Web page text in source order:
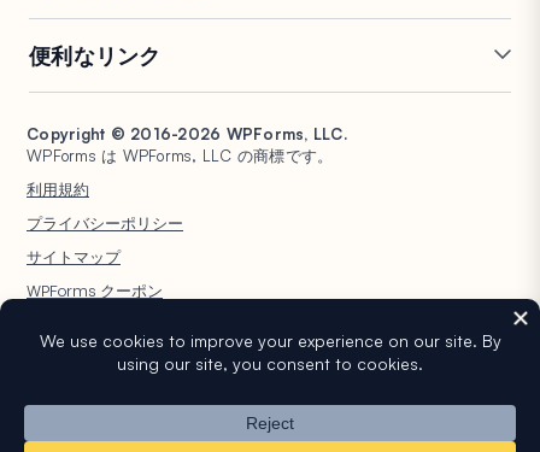
会話型フォーム
フォームランディングページ
エントリー管理
フォーム放棄
フォーム通知
ファイルアップロード
計算フォーム
ジオロケーションフォーム
PDF生成
署名フォーム
スパム保護
アンケートと投票
Google Sheets
Salesforce
HubSpot
Google ドライブ
Stripe
PayPal
Square
便利なリンク
ドキュメント
プランと料金
WordPress ホスティング
WPBeginner
WPConsent
Universally
Copyright © 2016-2026 WPForms, LLC.
WPForms は WPForms, LLC の商標です。
利用規約
プライバシーポリシー
サイトマップ
WPForms クーポン
ブサイトでの WordPress® の名前の使用は、識別目的のみであり、
WordPress Foundation による承認を意味するものではありません。